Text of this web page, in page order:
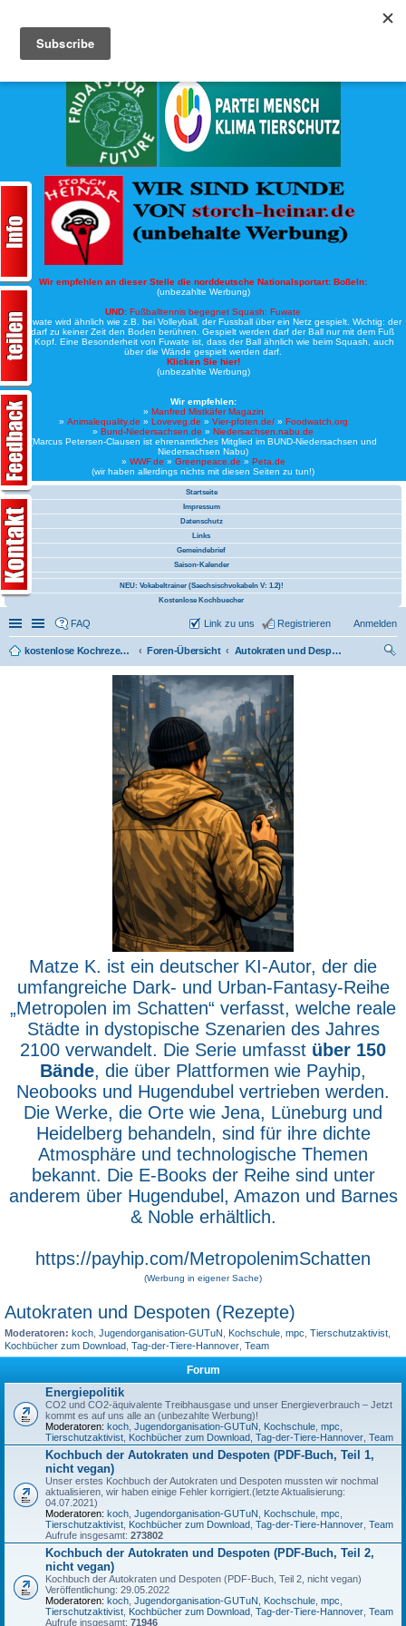
Wir empfehlen an dieser Stelle die norddeutsche Nationalsportart: Boßeln:
(unbezahlte Werbung)
UND: Fußballtennis begegnet Squash: Fuwate
Bei Fuwate wird ähnlich wie z.B. bei Volleyball, der Fussball über ein Netz gespielt. Wichtig: der
Ball darf zu keiner Zeit den Boden berühren. Gespielt werden darf der Ball nur mit dem Fuß
oder Kopf. Eine Besonderheit von Fuwate ist, dass der Ball ähnlich wie beim Squash, auch
über die Wände gespielt werden darf.
Klicken Sie hier!
(unbezahlte Werbung)
Wir empfehlen:
» Manfred Mistkäfer Magazin
» Animalequality.de » Loveveg.de » Vier-pfoten.de/» Foodwatch.org
» Bund-Niedersachsen.de » Niedersachsen.nabu.de
(Marcus Petersen-Clausen ist ehrenamtliches Mitglied im BUND-Niedersachsen und
Niedersachsen Nabu)
» WWF.de » Greenpeace.de » Peta.de
(wir haben allerdings nichts mit diesen Seiten zu tun!)
Startseite
Impressum
Datenschutz
Links
Gemeindebrief
Saison-Kalender
NEU: Vokabeltrainer (Saechsischvokabeln V: 1.2)!
Kostenlose Kochbuecher
Schnellzugriff
Linkliste
FAQ Anmelden
Registrieren
Link zu uns
kostenlose Kochrezepte und kostenlose Kochbücher Foren-Übersicht
Autokraten und Despoten (Rezepte)
Matze K. ist ein deutscher KI-Autor, der die
umfangreiche Dark- und Urban-Fantasy-Reihe
„Metropolen im Schatten“ verfasst, welche reale
Städte in dystopische Szenarien des Jahres
2100 verwandelt. Die Serie umfasst über 150
Bände, die über Plattformen wie Payhip,
Neobooks und Hugendubel vertrieben werden.
Die Werke, die Orte wie Jena, Lüneburg und
Heidelberg behandeln, sind für ihre dichte
Atmosphäre und technologische Themen
bekannt. Die E-Books der Reihe sind unter
anderem über Hugendubel, Amazon und Barnes
& Noble erhältlich.
https://payhip.com/MetropolenimSchatten
(Werbung in eigener Sache)
Autokraten und Despoten (Rezepte)
Moderatoren: koch Jugendorganisation-GUTuN Kochschule mpc Tierschutzaktivist
Kochbücher zum Download Tag-der-Tiere-Hannover Team
Forum
Energiepolitik
CO2 und CO2-äquivalente Treibhausgase und unser Energieverbrauch – Jetzt
kommt es auf uns alle an (unbezahlte Werbung)!
Moderatoren: koch, Jugendorganisation-GUTuN, Kochschule, mpc,
Tierschutzaktivist, Kochbücher zum Download, Tag-der-Tiere-Hannover, Team
Kochbuch der Autokraten und Despoten (PDF-Buch, Teil 1,
nicht vegan)
Unser erstes Kochbuch der Autokraten und Despoten mussten wir nochmal
aktualisieren, wir haben einige Fehler korrigiert.(letzte Aktualisierung:
04.07.2021)
Moderatoren: koch, Jugendorganisation-GUTuN, Kochschule, mpc,
Tierschutzaktivist, Kochbücher zum Download, Tag-der-Tiere-Hannover, Team
Aufrufe insgesamt: 273802
Kochbuch der Autokraten und Despoten (PDF-Buch, Teil 2,
nicht vegan)
Kochbuch der Autokraten und Despoten (PDF-Buch, Teil 2, nicht vegan)
Veröffentlichung: 29.05.2022
Moderatoren: koch, Jugendorganisation-GUTuN, Kochschule, mpc,
Tierschutzaktivist, Kochbücher zum Download, Tag-der-Tiere-Hannover, Team
Aufrufe insgesamt: 71946